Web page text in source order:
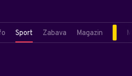
Sport Zabava Magazin